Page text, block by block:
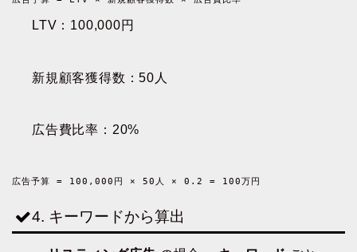
LTV：100,000円
新規顧客獲得数：50人
広告費比率：20%
広告予算 = 100,000円 × 50人 × 0.2 = 100万円
4. キーワードから算出